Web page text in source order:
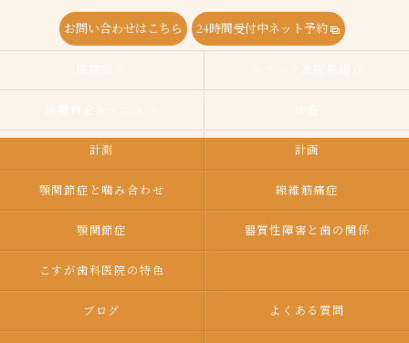
お問い合わせはこちら 24時間受付中ネット予約
計測 計画
顎関節症と噛み合わせ 線維筋痛症
顎関節症 器質性障害と歯の関係
こすが歯科医院の特色
ブログ よくある質問